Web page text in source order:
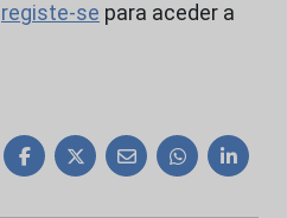
registe-se para aceder a